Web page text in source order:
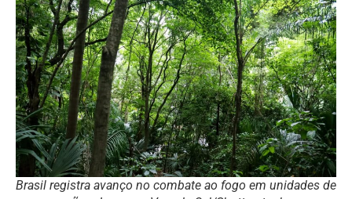
Brasil registra avanço no combate ao fogo em unidades de